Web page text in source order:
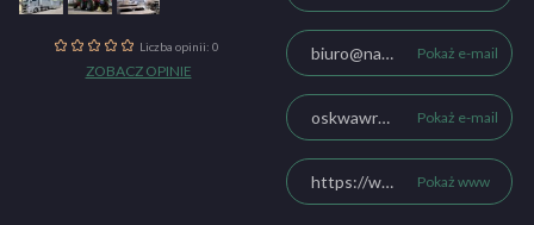
Liczba opinii: 0
ZOBACZ OPINIE
biuro@naukajazdywawrzyniak.pl Pokaż e-mail
oskwawrzyniak@o2.pl Pokaż e-mail
https://www.naukajazdywawrzyniak.pl Pokaż www